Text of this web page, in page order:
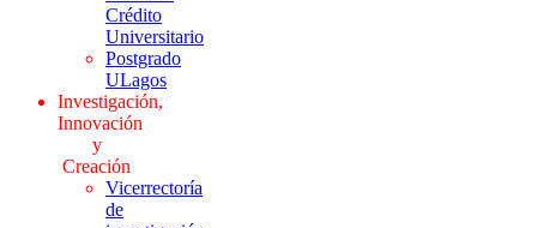
Crédito
Universitario
Postgrado
ULagos
Investigación,
Innovación
y
Creación
Vicerrectoría
de